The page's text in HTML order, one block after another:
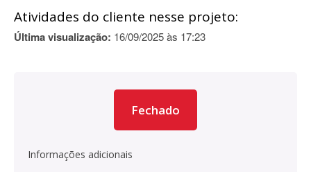
Atividades do cliente nesse projeto:
Última visualização: 16/09/2025 às 17:23
Fechado
Informações adicionais